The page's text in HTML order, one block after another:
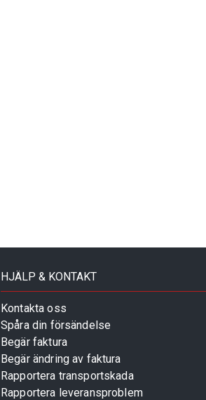
HJÄLP & KONTAKT
Kontakta oss
Spåra din försändelse
Begär faktura
Begär ändring av faktura
Rapportera transportskada
Rapportera leveransproblem